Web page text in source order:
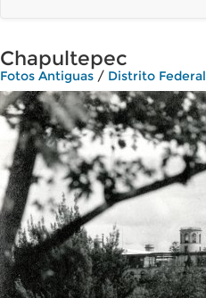
Chapultepec
Fotos Antiguas / Distrito Federal